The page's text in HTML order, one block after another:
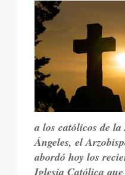
a los católicos de
Ángeles, el
abordó hoy los
Iglesia Católica